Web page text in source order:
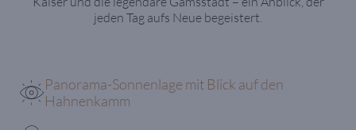
jeden Tag aufs Neue begeistert.
Panorama-Sonnenlage mit Blick auf den
Hahnenkamm